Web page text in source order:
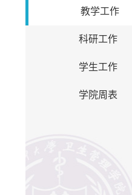
教学工作
科研工作
学生工作
学院周表